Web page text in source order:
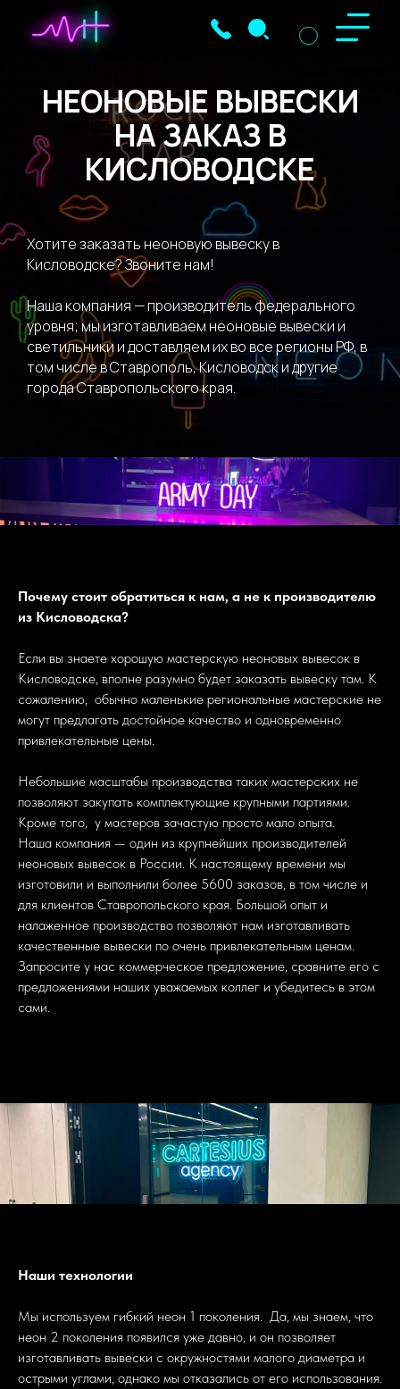
НЕОНОВЫЕ ВЫВЕСКИ
НА ЗАКАЗ В
КИСЛОВОДСКЕ
Хотите заказать неоновую вывеску в
Кисловодске? Звоните нам!
Наша компания — производитель федерального
уровня; мы изготавливаем неоновые вывески и
светильники и доставляем их во все регионы РФ, в
том числе в Ставрополь, Кисловодск и другие
города Ставропольского края.
Почему стоит обратиться к нам, а не к производителю
из Кисловодска?
Если вы знаете хорошую мастерскую неоновых вывесок в
Кисловодске, вполне разумно будет заказать вывеску там. К
сожалению, обычно маленькие региональные мастерские не
могут предлагать достойное качество и одновременно
привлекательные цены.
Небольшие масштабы производства таких мастерских не
позволяют закупать комплектующие крупными партиями.
Кроме того, у мастеров зачастую просто мало опыта.
Наша компания — один из крупнейших производителей
неоновых вывесок в России. К настоящему времени мы
изготовили и выполнили более 5600 заказов, в том числе и
для клиентов Ставропольского края. Большой опыт и
налаженное производство позволяют нам изготавливать
качественные вывески по очень привлекательным ценам.
Запросите у нас коммерческое предложение, сравните его с
предложениями наших уважаемых коллег и убедитесь в этом
сами.
Наши технологии
Мы используем гибкий неон 1 поколения. Да, мы знаем, что
неон 2 поколения появился уже давно, и он позволяет
изготавливать вывески с окружностями малого диаметра и
острыми углами, однако мы отказались от его использования.